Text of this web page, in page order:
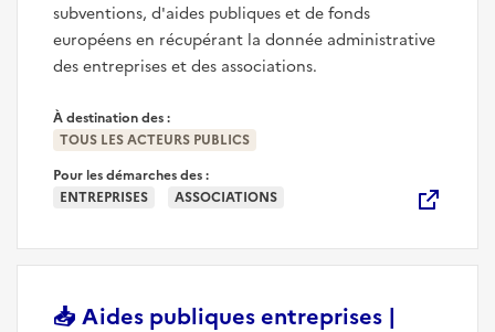
subventions, d'aides publiques et de fonds
européens en récupérant la donnée administrative
des entreprises et des associations.
À destination des :
TOUS LES ACTEURS PUBLICS
Pour les démarches des :
ENTREPRISES
ASSOCIATIONS
📥 Aides publiques entreprises |